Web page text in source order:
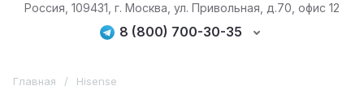
Россия, 109431, г. Москва, ул. Привольная, д.70, офис 12
8 (800) 700-30-35
Главная / Hisense